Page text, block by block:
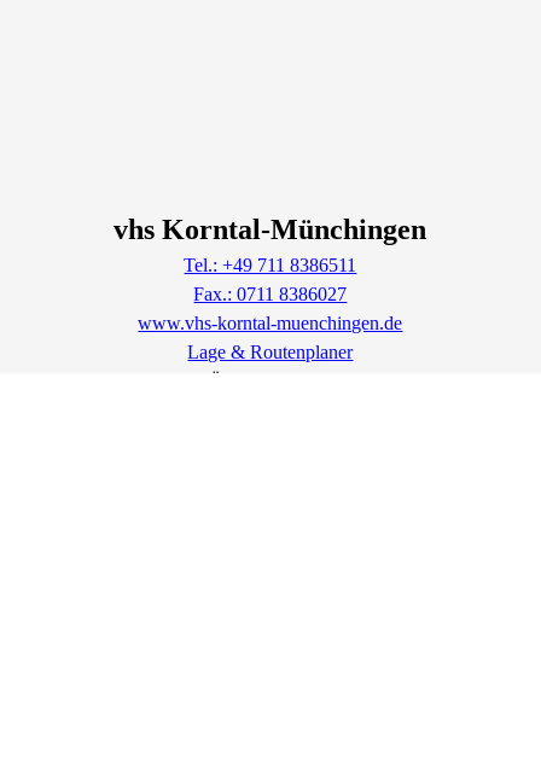
vhs Korntal-Münchingen
Tel.: +49 711 8386511
Fax.: 0711 8386027
www.vhs-korntal-muenchingen.de
Lage & Routenplaner